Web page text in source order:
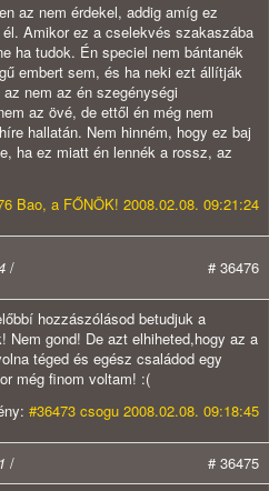
az nem érdekel, addig amíg ez
Amikor ez a cselekvés szakaszába
ha tudok. Én speciel nem bántanék
embert sem, és ha neki ezt állítják
nem az én szegénységi
az övé, de ettől én még nem
hallatán. Nem hinném, hogy ez baj
ha ez miatt én lennék a rossz, az
Bao, a FŐNÖK! 2008.02.08. 09:21:24
/ # 36476
hozzászólásod betudjuk a
Nem gond! De azt elhiheted,hogy az a
téged és egész családod egy
még finom voltam! :(
#36473 csogu 2008.02.08. 09:18:45
/
# 36475